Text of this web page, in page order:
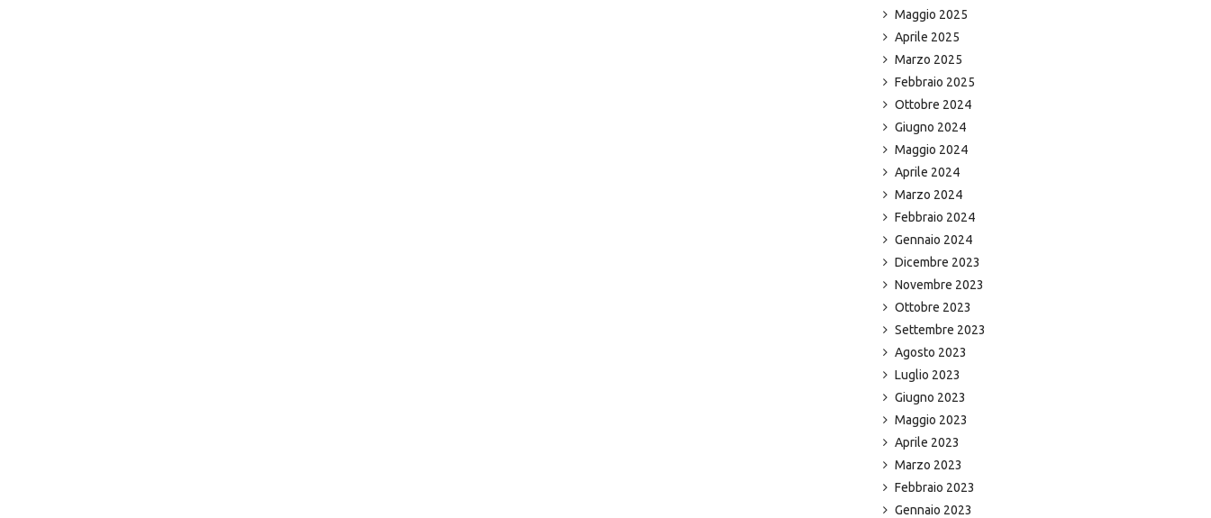
Maggio 2025
Aprile 2025
Marzo 2025
Febbraio 2025
Ottobre 2024
Giugno 2024
Maggio 2024
Aprile 2024
Marzo 2024
Febbraio 2024
Gennaio 2024
Dicembre 2023
Novembre 2023
Ottobre 2023
Settembre 2023
Agosto 2023
Luglio 2023
Giugno 2023
Maggio 2023
Aprile 2023
Marzo 2023
Febbraio 2023
Gennaio 2023